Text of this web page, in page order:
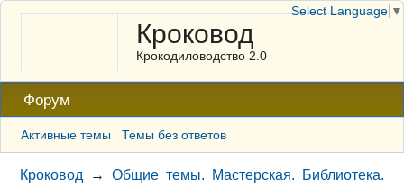
Кроковод
Крокодиловодство 2.0
Форум
Активные темы Темы без ответов
Кроковод →Общие темы. Мастерская. Библиотека.
Select Language ▼